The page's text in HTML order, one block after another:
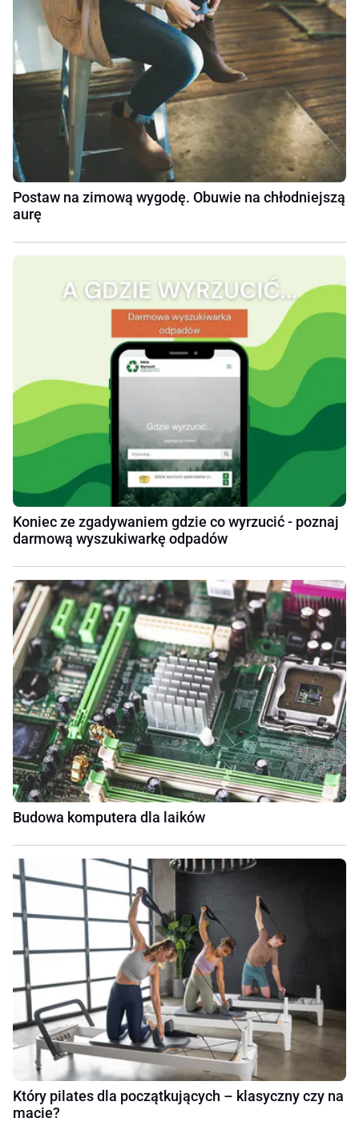
Postaw na zimową wygodę. Obuwie na chłodniejszą
aurę
Koniec ze zgadywaniem gdzie co wyrzucić - poznaj
darmową wyszukiwarkę odpadów
Budowa komputera dla laików
Który pilates dla początkujących – klasyczny czy na
macie?